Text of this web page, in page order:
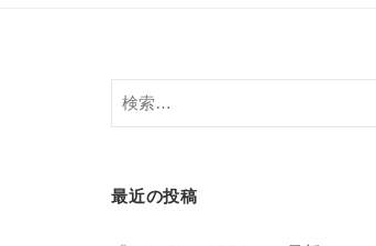
検
索:
最近の投稿